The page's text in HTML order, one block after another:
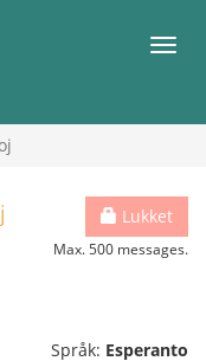
Meny
Lukket
Max. 500 messages.
Språk: Esperanto